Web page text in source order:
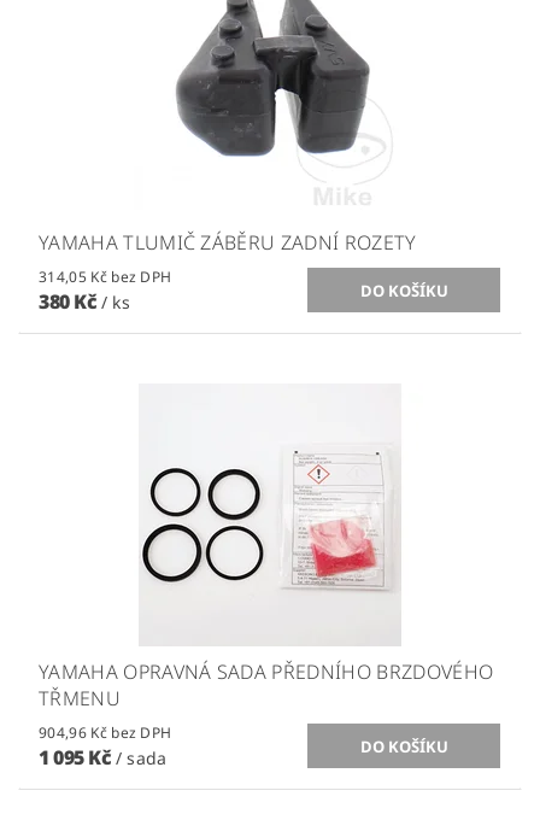
YAMAHA TLUMIČ ZÁBĚRU ZADNÍ ROZETY
314,05 Kč bez DPH
380 Kč / ks
YAMAHA OPRAVNÁ SADA PŘEDNÍHO BRZDOVÉHO
TŘMENU
904,96 Kč bez DPH
1 095 Kč / sada